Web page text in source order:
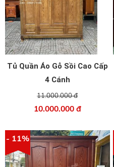
Tủ Quần Áo Gỗ Sồi Cao Cấp
4 Cánh
11.000.000 đ
10.000.000 đ
- 11%